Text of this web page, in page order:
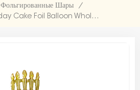
Фольгированные Шары
/
Standing Birthday Cake Foil Balloon Wholesale | Direct From Balloon Factory